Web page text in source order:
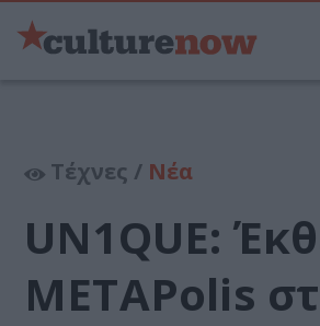
Τέχνες / Νέα
UN1QUE:
METAPolis